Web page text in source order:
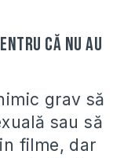
că nu au
grav să
sau să
filme, dar